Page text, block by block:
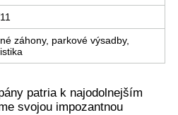
záhony, parkové výsadby,
patria k najodolnejším
svojou impozantnou